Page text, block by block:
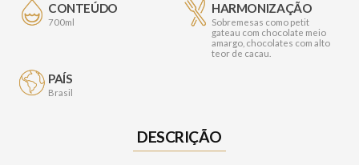
CONTEÚDO
700ml
HARMONIZAÇÃO
Sobremesas como petit
gateau com chocolate meio
amargo, chocolates com alto
teor de cacau.
PAÍS
Brasil
DESCRIÇÃO